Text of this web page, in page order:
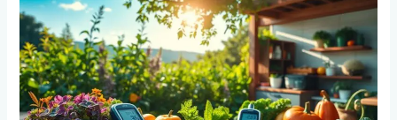
identificar
la
diabetes
y
cómo